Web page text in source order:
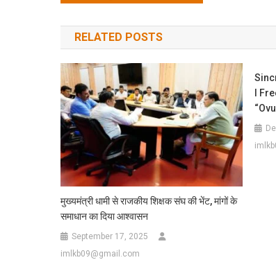
navigation
RELATED POSTS
मुख्यमंत्री धामी से राजकीय शिक्षक संघ की भेंट, मांगों के
समाधान का दिया आश्वासन
September 17, 2025
imlkb09@gmail.com
I